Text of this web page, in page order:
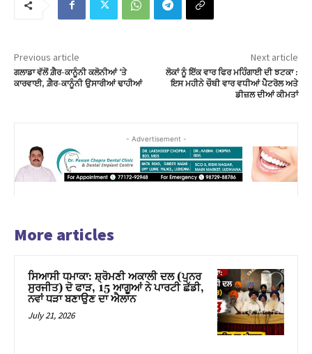
Previous article
ਗਲਾਡਾ ਵੱਲੋਂ ਗ਼ੈਰ-ਕਾਨੂੰਨੀ ਕਲੋਨੀਆਂ ‘ਤੇ
ਕਾਰਵਾਈ, ਗ਼ੈਰ-ਕਾਨੂੰਨੀ ਉਸਾਰੀਆਂ ਢਾਹੀਆਂ
Next article
ਲੋਕਾਂ ਨੂੰ ਇੱਕ ਵਾਰ ਫਿਰ ਮਹਿੰਗਾਈ ਦੀ ਝਟਕਾ :
ਇਸ ਮਹੀਨੇ ਚੌਥੀ ਵਾਰ ਵਧੀਆਂ ਪੈਟਰੋਲ ਅਤੇ
ਡੀਜ਼ਲ ਦੀਆਂ ਕੀਮਤਾਂ
- Advertisement -
More articles
ਸਿਆਸੀ ਧਮਾਕਾ: ਸ਼੍ਰੋਮਣੀ ਅਕਾਲੀ ਦਲ (ਪੁਨਰ
ਸੁਰਜੀਤ) ਦੋ ਫਾੜ, 15 ਆਗੂਆਂ ਨੇ ਪਾਰਟੀ ਛੱਡੀ,
ਨਵਾਂ ਧੜਾ ਬਣਾਉਣ ਦਾ ਐਲਾਨ
July 21, 2026